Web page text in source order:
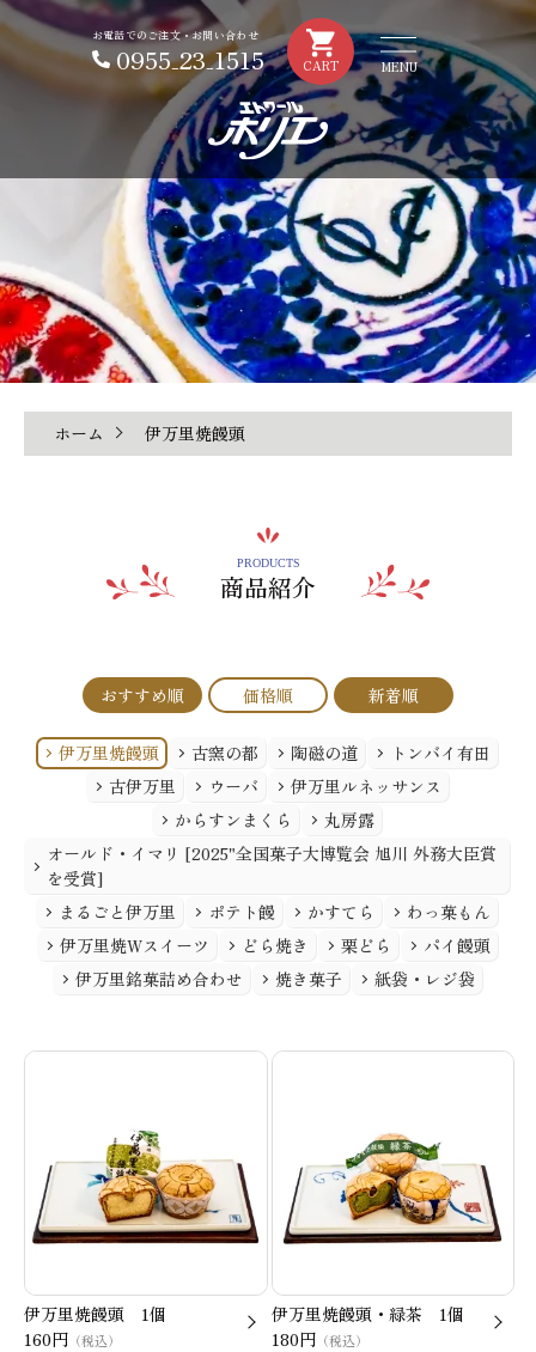
お電話でのご注文・お問い合わせ
0955₋23₋1515 CART
ホーム 伊万里焼饅頭
PRODUCTS
商品紹介
おすすめ順 価格順 新着順
伊万里焼饅頭 古窯の都 陶磁の道
トンバイ有田
古伊万里
ウーバ
伊万里ルネッサンス
からすンまくら
丸房露
オールド・イマリ [2025"全国菓子大博覧会 旭川 外務大臣賞
を受賞]
まるごと伊万里
ポテト饅 かすてら
わっ菓もん
伊万里焼Wスイーツ
どら焼き 栗どら
パイ饅頭
伊万里銘菓詰め合わせ
焼き菓子 紙袋・レジ袋
伊万里焼饅頭 1個
160円 （税込）
伊万里焼饅頭・緑茶 1個
180円（税込）